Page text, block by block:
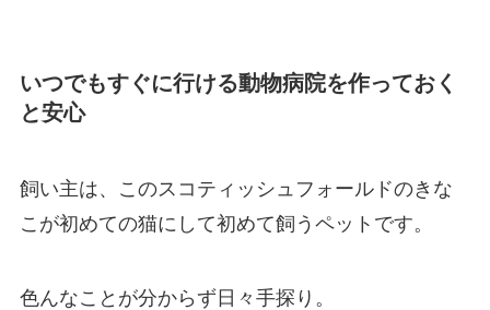
いつでもすぐに行ける動物病院を作っておく
と安心
飼い主は、このスコティッシュフォールドのきな
こが初めての猫にして初めて飼うペットです。
色んなことが分からず日々手探り。